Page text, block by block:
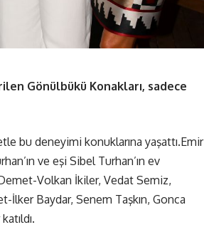
Gönülbükü Konakları, sadece
bu deneyimi konuklarına yaşattı.Emir
ve eşi Sibel Turhan’ın ev
Volkan İkiler, Vedat Semiz,
İlker Baydar, Senem Taşkın, Gonca